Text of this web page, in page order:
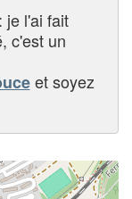
je l'ai fait
c'est un
et soyez